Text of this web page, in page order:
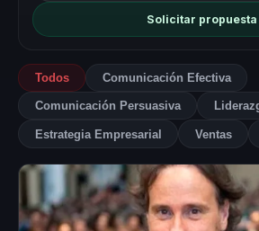
Solicitar propuesta
Todos Comunicación Efectiva
Comunicación Persuasiva
Estrategia Empresarial Ventas